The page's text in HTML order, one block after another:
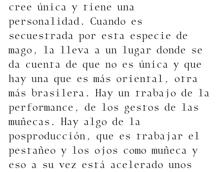
cree única y tiene una
personalidad. Cuando es
secuestrada por esta especie de
mago, la lleva a un lugar donde se
da cuenta de que no es única y que
hay una que es más oriental, otra
más brasilera. Hay un trabajo de la
performance, de los gestos de las
muñecas. Hay algo de la
posproducción, que es trabajar el
pestañeo y los ojos como muñeca y
eso a su vez está acelerado unos